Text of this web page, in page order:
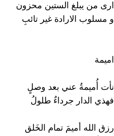
ارى من يبلغ الستين محزون
و مسلوب الارادة غير تائبِ
اميمة
نأت أُميمةُ عني بعد وصلٍ
فهذي الدار جرداءٌ طلولُ
رزق الله أميمَ تمام الخَلق